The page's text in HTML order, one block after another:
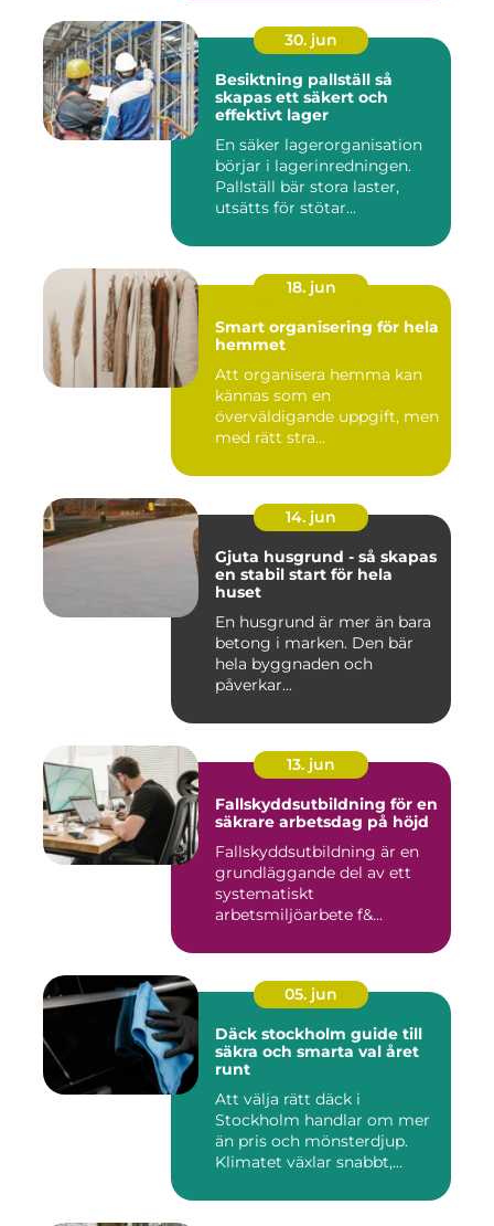
30. jun
Besiktning pallställ så
skapas ett säkert och
effektivt lager
En säker lagerorganisation
börjar i lagerinredningen.
Pallställ bär stora laster,
utsätts för stötar...
18. jun
Smart organisering för hela
hemmet
Att organisera hemma kan
kännas som en
överväldigande uppgift, men
med rätt stra...
14. jun
Gjuta husgrund - så skapas
en stabil start för hela
huset
En husgrund är mer än bara
betong i marken. Den bär
hela byggnaden och
påverkar...
13. jun
Fallskyddsutbildning för en
säkrare arbetsdag på höjd
Fallskyddsutbildning är en
grundläggande del av ett
systematiskt
arbetsmiljöarbete f&...
05. jun
Däck stockholm guide till
säkra och smarta val året
runt
Att välja rätt däck i
Stockholm handlar om mer
än pris och mönsterdjup.
Klimatet växlar snabbt,